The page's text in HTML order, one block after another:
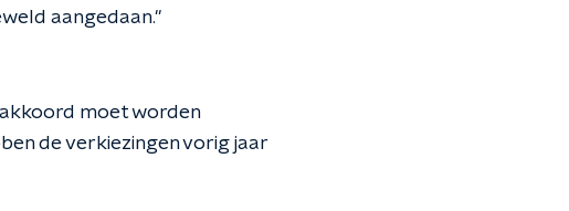
aangedaan."
moet worden
de verkiezingen vorig jaar